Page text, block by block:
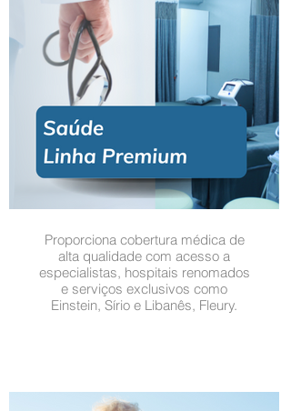
Proporciona cobertura médica de
alta qualidade com acesso a
especialistas, hospitais renomados
e serviços exclusivos como
Einstein, Sírio e Libanês, Fleury.